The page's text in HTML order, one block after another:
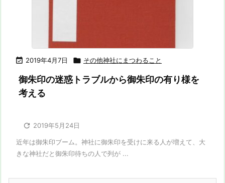
 2019年4月7日  その他神社にまつわること
御朱印の迷惑トラブルから御朱印の有り様を
考える
 2019年5月24日
近年は御朱印ブーム。神社に御朱印を受けに来る人が増えて、大
きな神社だと御朱印待ちの人で列が ...